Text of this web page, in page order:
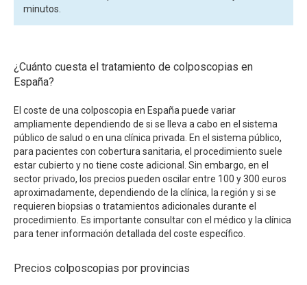
minutos.
¿Cuánto cuesta el tratamiento de colposcopias en
España?
El coste de una colposcopia en España puede variar
ampliamente dependiendo de si se lleva a cabo en el sistema
público de salud o en una clínica privada. En el sistema público,
para pacientes con cobertura sanitaria, el procedimiento suele
estar cubierto y no tiene coste adicional. Sin embargo, en el
sector privado, los precios pueden oscilar entre 100 y 300 euros
aproximadamente, dependiendo de la clínica, la región y si se
requieren biopsias o tratamientos adicionales durante el
procedimiento. Es importante consultar con el médico y la clínica
para tener información detallada del coste específico.
Precios colposcopias por provincias